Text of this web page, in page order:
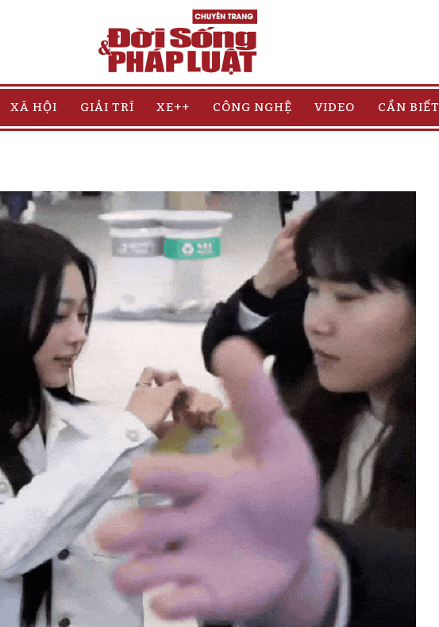
XÃ HỘI GIẢI TRÍ XE++ CÔNG NGHỆ VIDEO CẦN BIẾT